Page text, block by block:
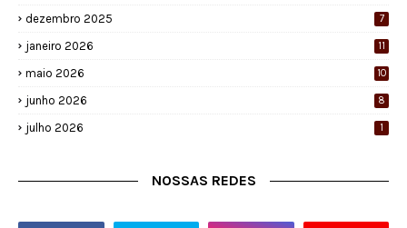
dezembro 2025 7
janeiro 2026 11
maio 2026 10
junho 2026 8
julho 2026 1
NOSSAS REDES